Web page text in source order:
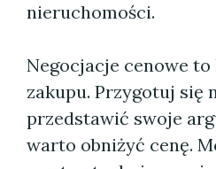
nieruchomości.
Negocjacje cenowe
zakupu. Przygotuj się
przedstawić swoje
warto obniżyć cenę.